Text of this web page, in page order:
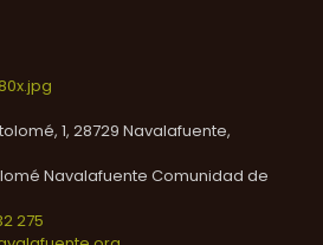
1, 28729 Navalafuente,
Navalafuente Comunidad de
275